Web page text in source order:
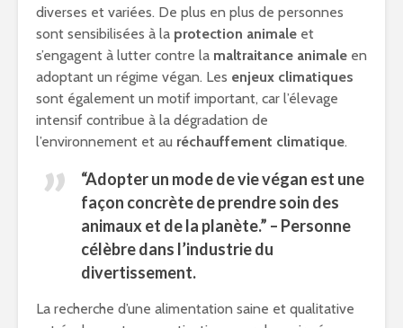
diverses et variées. De plus en plus de personnes
sont sensibilisées à la protection animale et
s’engagent à lutter contre la maltraitance animale en
adoptant un régime végan. Les enjeux climatiques
sont également un motif important, car l’élevage
intensif contribue à la dégradation de
l’environnement et au réchauffement climatique.
“Adopter un mode de vie végan est une
façon concrète de prendre soin des
animaux et de la planète.” – Personne
célèbre dans l’industrie du
divertissement.
La recherche d’une alimentation saine et qualitative